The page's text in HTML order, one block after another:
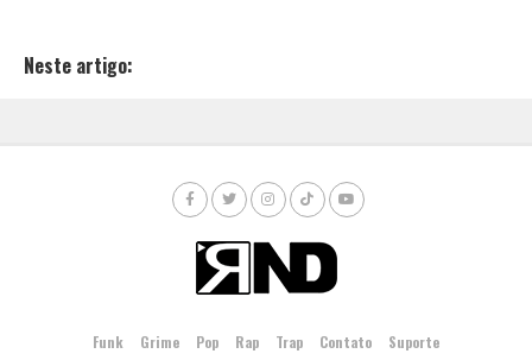
Neste artigo:
Funk Grime Pop Rap Trap Contato Suporte